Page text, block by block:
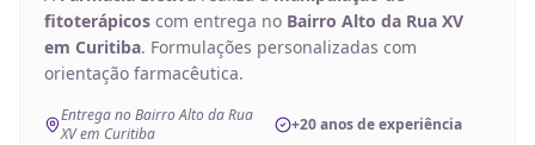
fitoterápicos com entrega no Bairro Alto da Rua XV
em Curitiba. Formulações personalizadas com
orientação farmacêutica.
Entrega no Bairro Alto da Rua
XV em Curitiba
+20 anos de experiência